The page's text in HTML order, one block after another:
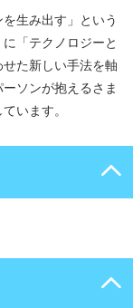
生み出す」という
「テクノロジーと
た新しい手法を軸
ソンが抱えるさま
います。